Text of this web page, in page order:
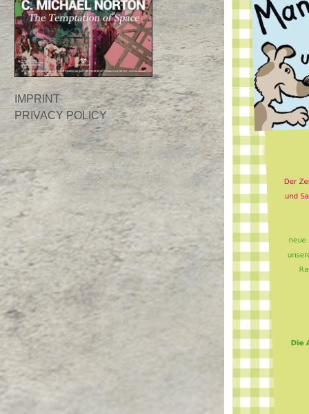
IMPRINT
PRIVACY POLICY